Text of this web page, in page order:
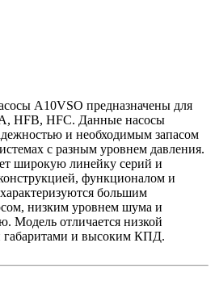
A10VSO предназначены для
HFB, HFC. Данные насосы
и необходимым запасом
с разным уровнем давления.
широкую линейку серий и
функционалом и
большим
низким уровнем шума и
Модель отличается низкой
и высоким КПД.